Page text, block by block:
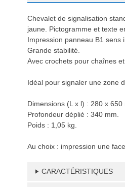
Chevalet de signalisation
jaune. Pictogramme et texte
Impression panneau B1 sens
Grande stabilité.
Avec crochets pour chaînes
Idéal pour signaler une zone
Dimensions (L x l) : 280 x 650
Profondeur déplié : 340 mm.
Poids : 1,05 kg.
Au choix : impression une
CARACTÉRISTIQUES